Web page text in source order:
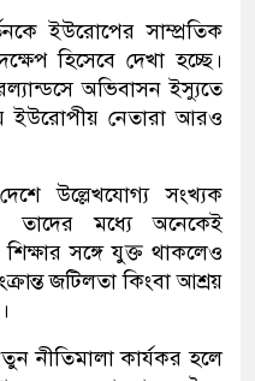
ইউরোপের সাম্প্রতিক
হিসেবে দেখা হচ্ছে।
অভিবাসন ইস্যুতে
ইউরোপীয় নেতারা আরও
উল্লেখযোগ্য সংখ্যক
তাদের মধ্যে অনেকেই
শিক্ষার সঙ্গে যুক্ত থাকলেও
জটিলতা কিংবা আশ্রয়
নীতিমালা কার্যকর হলে